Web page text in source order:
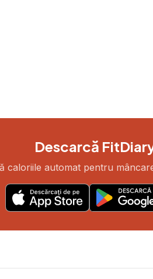
Descarcă
caloriile automat pentru